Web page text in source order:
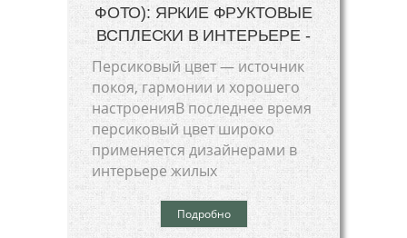
ФОТО): ЯРКИЕ ФРУКТОВЫЕ
ВСПЛЕСКИ В ИНТЕРЬЕРЕ -
Персиковый цвет — источник
покоя, гармонии и хорошего
настроенияВ последнее время
персиковый цвет широко
применяется дизайнерами в
интерьере жилых
Подробно